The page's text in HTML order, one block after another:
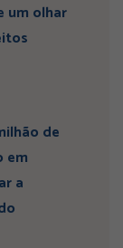
um olhar
de
em
a